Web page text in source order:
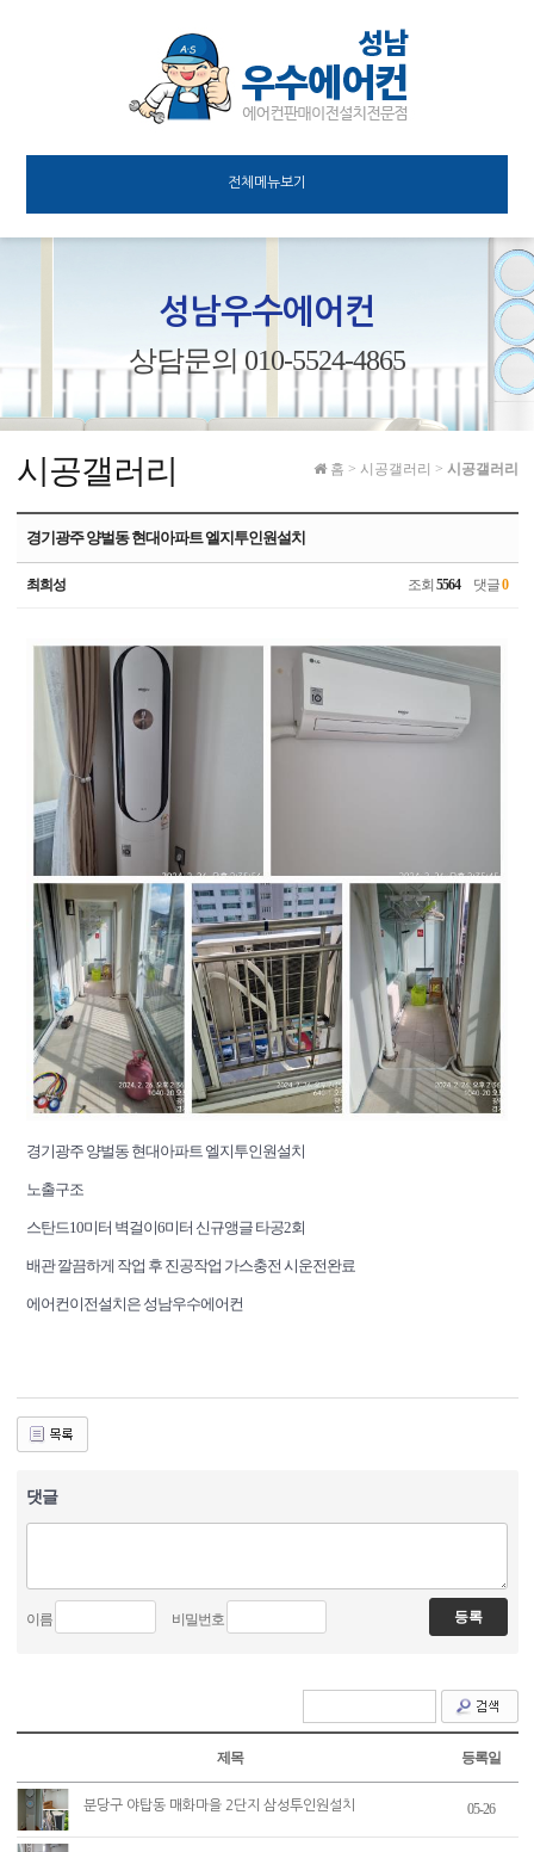
전체메뉴보기
성남우수에어컨
상담문의 010-5524-4865
시공갤러리 홈 > 시공갤러리 > 시공갤러리
경기광주 양벌동 현대아파트 엘지투인원설치
최희성 조회 5564댓글0
경기광주 양벌동 현대아파트 엘지투인원설치
노출구조
스탄드10미터 벽걸이6미터 신규앵글 타공2회
배관 깔끔하게 작업 후 진공작업 가스충전 시운전완료
에어컨이전설치은 성남우수에어컨
댓글
이름 비밀번호
제목 등록일
분당구 야탑동 매화마을 2단지 삼성투인원설치 05-26